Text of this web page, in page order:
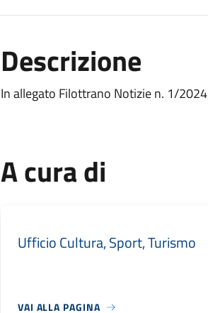
Descrizione
In allegato Filottrano Notizie n. 1/2024
A cura di
Ufficio Cultura, Sport, Turismo
VAI ALLA PAGINA